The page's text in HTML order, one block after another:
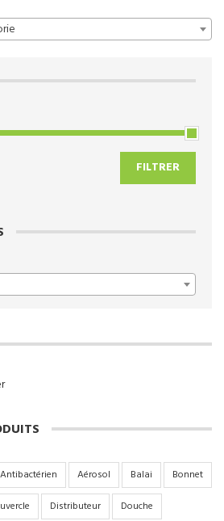
FILTRER
Antibactérien Aérosol Balai
Bonnet
Distributeur
Douche